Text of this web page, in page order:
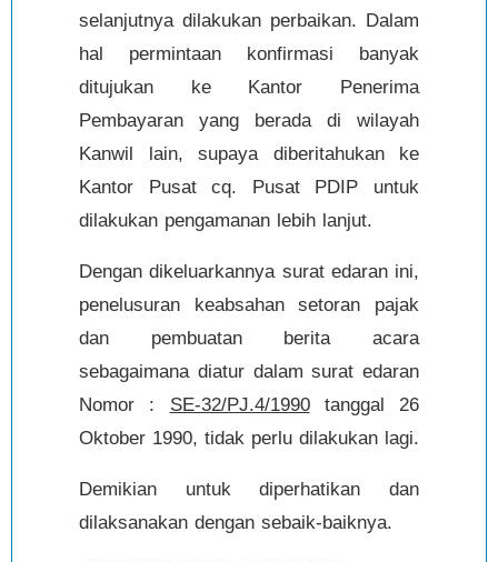
selanjutnya dilakukan perbaikan. Dalam
hal permintaan konfirmasi banyak
ditujukan ke Kantor Penerima
Pembayaran yang berada di wilayah
Kanwil lain, supaya diberitahukan ke
Kantor Pusat cq. Pusat PDIP untuk
dilakukan pengamanan lebih lanjut.
Dengan dikeluarkannya surat edaran ini,
penelusuran keabsahan setoran pajak
dan pembuatan berita acara
sebagaimana diatur dalam surat edaran
Nomor : SE-32/PJ.4/1990tanggal 26
Oktober 1990, tidak perlu dilakukan lagi.
Demikian untuk diperhatikan dan
dilaksanakan dengan sebaik-baiknya.